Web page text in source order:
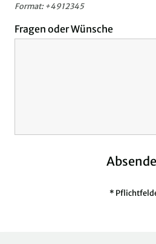
Format: +4912345
Fragen oder Wünsche
*